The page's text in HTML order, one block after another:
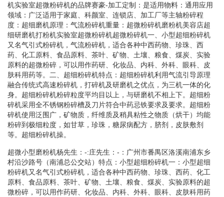
机实验室超微粉碎机的品牌赛豪-加工定制：是适用物料：通用应用
领域：广泛适用于家庭、科颜室、连锁店、加工厂等主轴粉碎程
度：超细磨机原理：气流粉碎机重量：超微粉碎机磨粉机美容店超
细研磨机打粉机实验室超微粉碎机超微粉碎机一、小型超细粉碎机
又名气引式粉碎机，气流粉碎机，适合各种中西药物、珍珠、西
药、化工原料、食品原料、茶叶、矿物、土壤、粮食、煤炭、实验
原料的超微粉碎，可以用作药研、化妆品、内科、外科、眼科、皮
肤科用药等。二、超细粉碎机特点：超细粉碎机利用气流引导原理
融合传统式高速粉碎机，打碎机及研磨机之优点，为三机一体的化
身。超细粉碎机粉碎粒度平均目以上，与研磨机不相上下。超细粉
碎机采用全不锈钢粉碎槽及刀片符合中药忌铁要求及要求。超细粉
碎机使用泛围广，矿物质，纤维质及稍具粘性之物质（烘干）均能
粉碎到极细粒度，如甘草，珍珠，糖尿病配方，脐剂，皮肤敷剂
等。超细粉碎机操。
超微小型磨粉机杨先生：-:庄先生：-：广州市番禺区洛溪南浦东乡
村沿沙路号（南浦总公交站）特点：小型超细粉碎机一：小型超细
粉碎机又名气引式粉碎机，适合各种中西药物、珍珠、西药、化工
原料、食品原料、茶叶、矿物、土壤、粮食、煤炭、实验原料的超
微粉碎，可以用作药研、化妆品、内科、外科、眼科、皮肤科用药